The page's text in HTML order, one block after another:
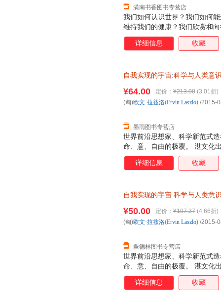
我们如何认识世界？我们如何
维持我们的健康？我们欣赏和
由？我们如何奋斗才能获得哲
科学”和创造了科学革命的激
互联系之时，我们发现科学在
改变我们的世界观，并改变我
提供来自于所有生命系统之间
潢南书香图书专营店
详细信息 收藏
自我实现的宇宙:科学与人类意
选购！
世界前沿思想家、科学新范式
命、意、自由的极覆。 湛文化
¥64.00 定价： ¥213.00 (3.01折)
墨雨图书专营店
(匈)欧文·拉兹洛(Ervin Laszlo) /2015-
详细信息 收藏
自我实现的宇宙:科学与人类意
选购！
世界前沿思想家、科学新范式
命、意、自由的极覆。 湛文化
¥50.00 定价： ¥107.37 (4.66折)
翠德林图书专营店
(匈)欧文·拉兹洛(Ervin Laszlo) /2015-
详细信息 收藏